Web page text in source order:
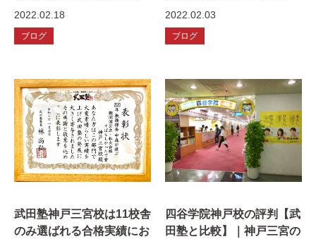
って？追加合格の確率は？
（2020年度関西大学追加
合格情報も！）
2022.02.18
ブログ
賞」を2021年度頂きまし
た！
2022.02.03
ブログ
武田塾神戸三宮校は11校舎
のみ選ばれる合格実績にお
四谷学院神戸校の評判【武
田塾と比較】｜神戸三宮の